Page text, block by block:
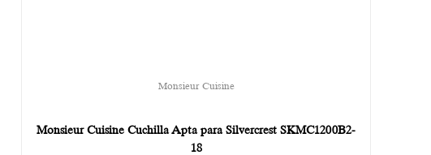
Monsieur Cuisine
Monsieur Cuisine Cuchilla Apta para Silvercrest SKMC1200B2-
18